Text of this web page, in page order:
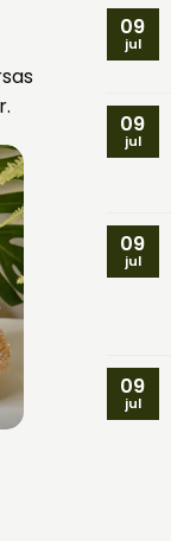
09
jul
09
jul
09
jul
09
jul